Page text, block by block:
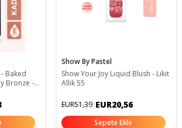
- Baked
Bronze -
Show By Pastel
Show Your Joy Liquid Blush - Likit
Allık 55
EUR51,39 EUR20,56
Sepete Ekle